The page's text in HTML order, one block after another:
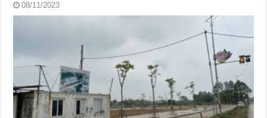
08/11/2023